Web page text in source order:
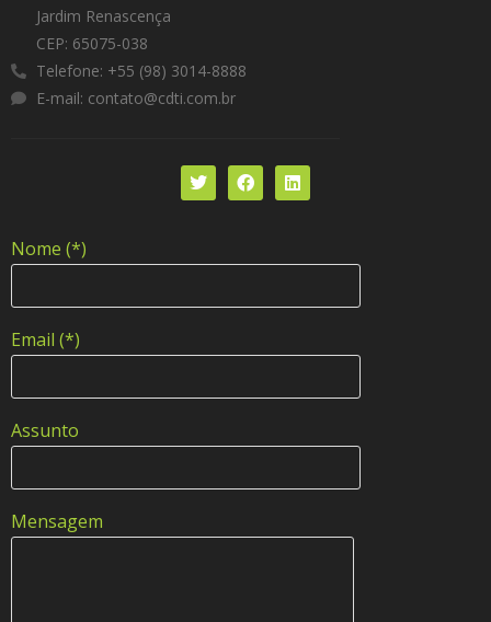
Jardim Renascença
CEP: 65075-038
Telefone: +55 (98) 3014-8888
E-mail: contato@cdti.com.br
Nome (*)
Email (*)
Assunto
Mensagem